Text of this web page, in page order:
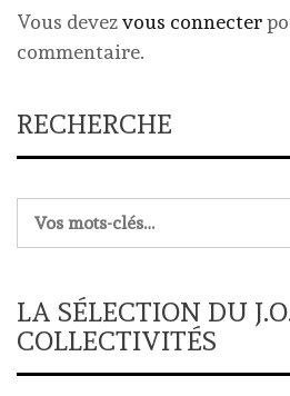
Vous devezvous connecter
commentaire.
RECHERCHE
LA SÉLECTION DU
COLLECTIVITÉS